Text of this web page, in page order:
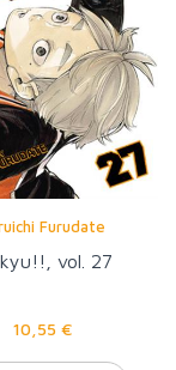
Furudate
vol. 27
10,55 €